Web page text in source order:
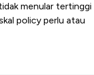
menular tertinggi
policy perlu atau